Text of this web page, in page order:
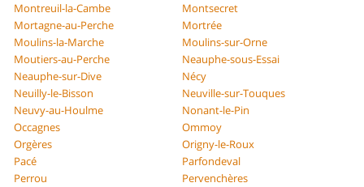
Montreuil-la-Cambe
Montsecret
Mortagne-au-Perche
Mortrée
Moulins-la-Marche
Moulins-sur-Orne
Moutiers-au-Perche
Neauphe-sous-Essai
Neauphe-sur-Dive
Nécy
Neuilly-le-Bisson
Neuville-sur-Touques
Neuvy-au-Houlme
Nonant-le-Pin
Occagnes
Ommoy
Orgères
Origny-le-Roux
Pacé
Parfondeval
Perrou
Pervenchères